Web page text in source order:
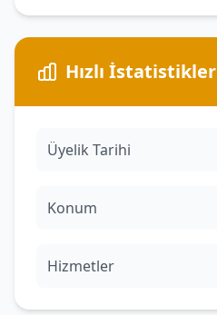
Hızlı İstatistikler
Üyelik Tarihi
Konum
Hizmetler